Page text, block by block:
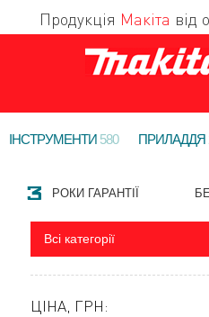
Продукція Макіта від
ІНСТРУМЕНТИ 580 ПРИЛАДДЯ
РОКИ ГАРАНТІЇ
Всі категорії
ЦІНА, ГРН: